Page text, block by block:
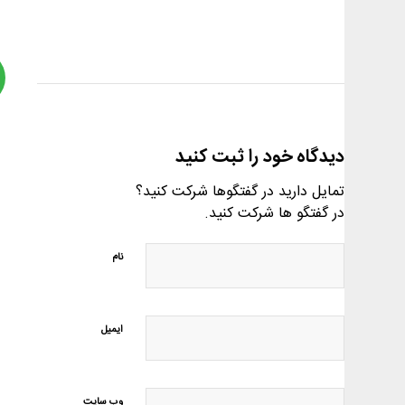
دیدگاه خود را ثبت کنید
تمایل دارید در گفتگوها شرکت کنید؟
در گفتگو ها شرکت کنید.
نام
ایمیل